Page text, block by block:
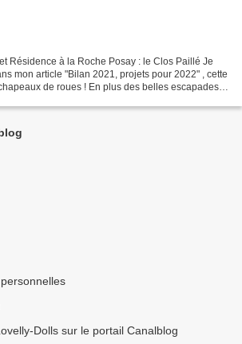
Résidence à la Roche Posay : le Clos Paillé Je
mon article "Bilan 2021, projets pour 2022" , cette
de roues ! En plus des belles escapades
Dolls sur le portail Canalblog